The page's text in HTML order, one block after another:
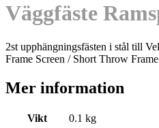
Väggfäste
2st upphängningsfästen i stål till
Frame Screen / Short Throw
Mer information
Vikt
0.1 kg